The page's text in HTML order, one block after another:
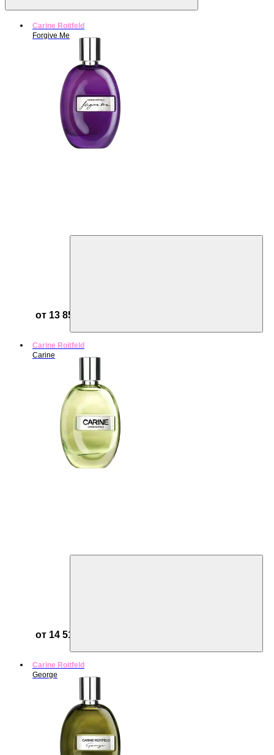
Carine Roitfeld
Forgive Me
от 13 853 ₽
Carine Roitfeld
Carine
от 14 513 ₽
Carine Roitfeld
George